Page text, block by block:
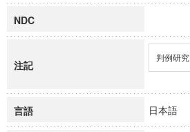
NDC
注記
判例研究
言語 日本語